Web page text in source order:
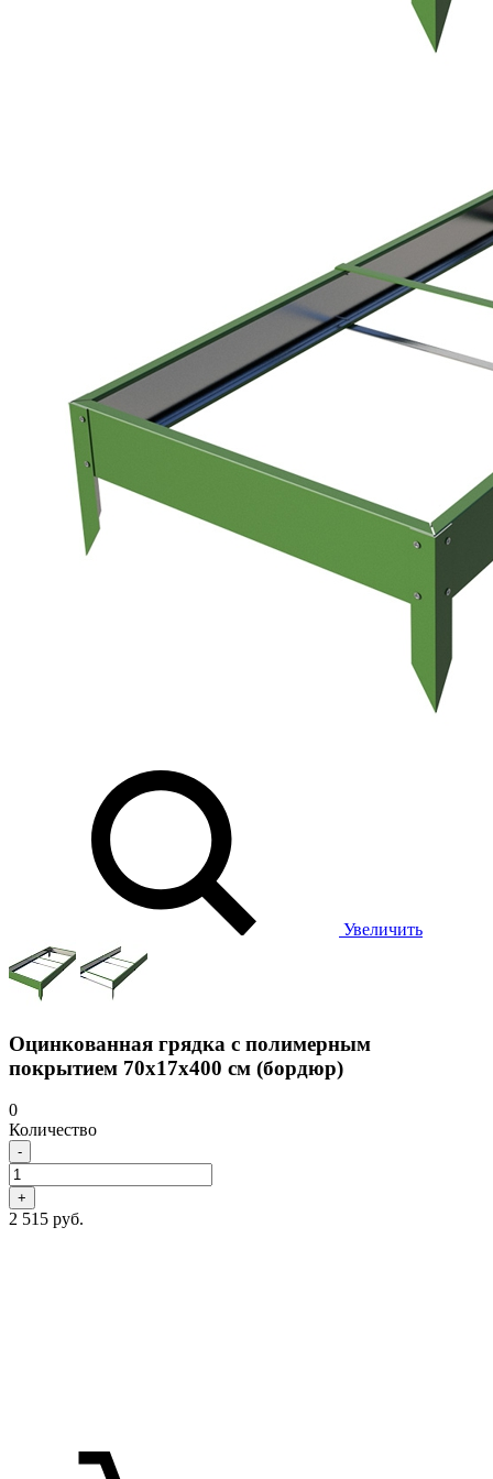
Увеличить
Оцинкованная грядка с полимерным
покрытием 70х17х400 см (бордюр)
0
Количество
-
+
2 515 руб.